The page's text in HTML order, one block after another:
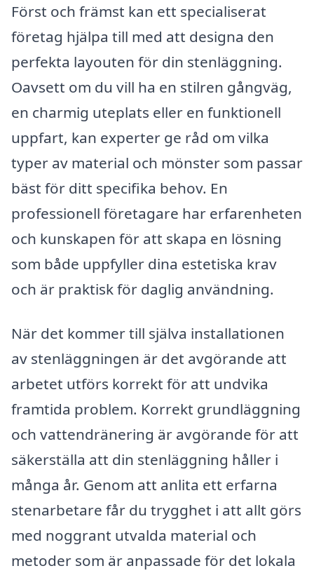
Först och främst kan ett specialiserat
företag hjälpa till med att designa den
perfekta layouten för din stenläggning.
Oavsett om du vill ha en stilren gångväg,
en charmig uteplats eller en funktionell
uppfart, kan experter ge råd om vilka
typer av material och mönster som passar
bäst för ditt specifika behov. En
professionell företagare har erfarenheten
och kunskapen för att skapa en lösning
som både uppfyller dina estetiska krav
och är praktisk för daglig användning.
När det kommer till själva installationen
av stenläggningen är det avgörande att
arbetet utförs korrekt för att undvika
framtida problem. Korrekt grundläggning
och vattendränering är avgörande för att
säkerställa att din stenläggning håller i
många år. Genom att anlita ett erfarna
stenarbetare får du trygghet i att allt görs
med noggrant utvalda material och
metoder som är anpassade för det lokala